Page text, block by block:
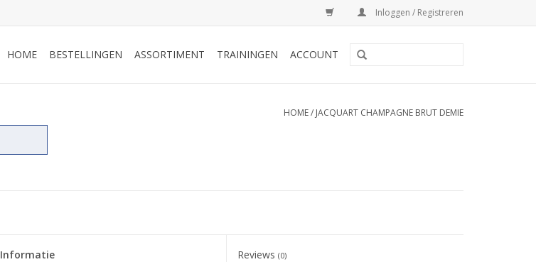
Inloggen / Registreren
HOME BESTELLINGEN ASSORTIMENT TRAININGEN ACCOUNT
HOME/ JACQUART CHAMPAGNE BRUT DEMIE
Informatie Reviews(0)